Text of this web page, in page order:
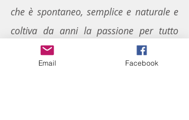
che è spontaneo, semplice e naturale e
coltiva da anni la passione per tutto
quello che circonda il mondo manuale
del femminile. tramandato per
Email Facebook